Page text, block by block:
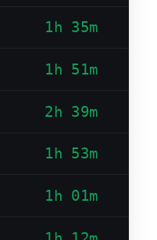
1h 35m
1h 51m
2h 39m
1h 53m
1h 01m